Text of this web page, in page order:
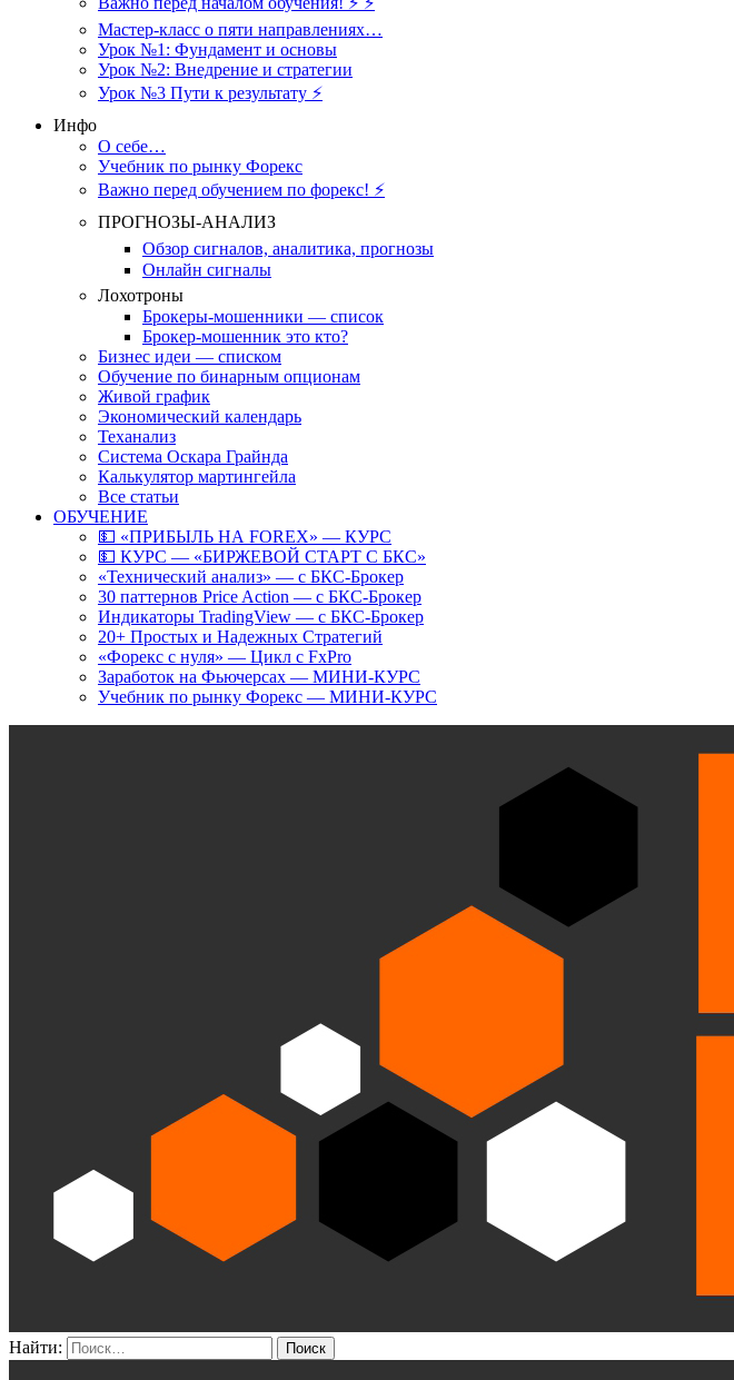
Мастер-класс о пяти направлениях…
Урок №1: Фундамент и основы
Урок №2: Внедрение и стратегии
Урок №3 Пути к результату ⚡️
Инфо
О себе…
Учебник по рынку Форекс
Важно перед обучением по форекс! ⚡
ПРОГНОЗЫ-АНАЛИЗ
Обзор сигналов, аналитика, прогнозы
Онлайн сигналы
Лохотроны
Брокеры-мошенники — список
Брокер-мошенник это кто?
Бизнес идеи — списком
Обучение по бинарным опционам
Живой график
Экономический календарь
Теханализ
Система Оскара Грайнда
Калькулятор мартингейла
Все статьи
ОБУЧЕНИЕ
💵 «ПРИБЫЛЬ НА FOREX» — КУРС
💵 КУРС — «БИРЖЕВОЙ СТАРТ С БКС»
«Технический анализ» — с БКС-Брокер
30 паттернов Price Action — с БКС-Брокер
Индикаторы TradingView — с БКС-Брокер
20+ Простых и Надежных Стратегий
«Форекс с нуля» — Цикл с FxPro
Заработок на Фьючерсах — МИНИ-КУРС
Учебник по рынку Форекс — МИНИ-КУРС
Найти: